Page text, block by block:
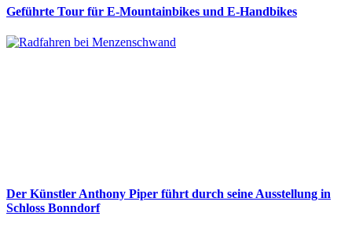
Geführte Tour für E-Mountainbikes und E-Handbikes
Der Künstler Anthony Piper führt durch seine Ausstellung in
Schloss Bonndorf